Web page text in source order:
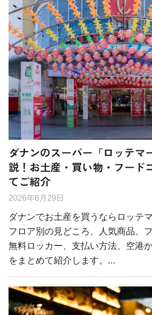
ダナンのスーパー「ロッテマ
説！お土産・買い物・フード
てご紹介
2026年6月29日
ダナンでお土産を買うならロッテ
フロア別の見どころ、人気商品、
無料ロッカー、支払い方法、空港
をまとめて紹介します。...